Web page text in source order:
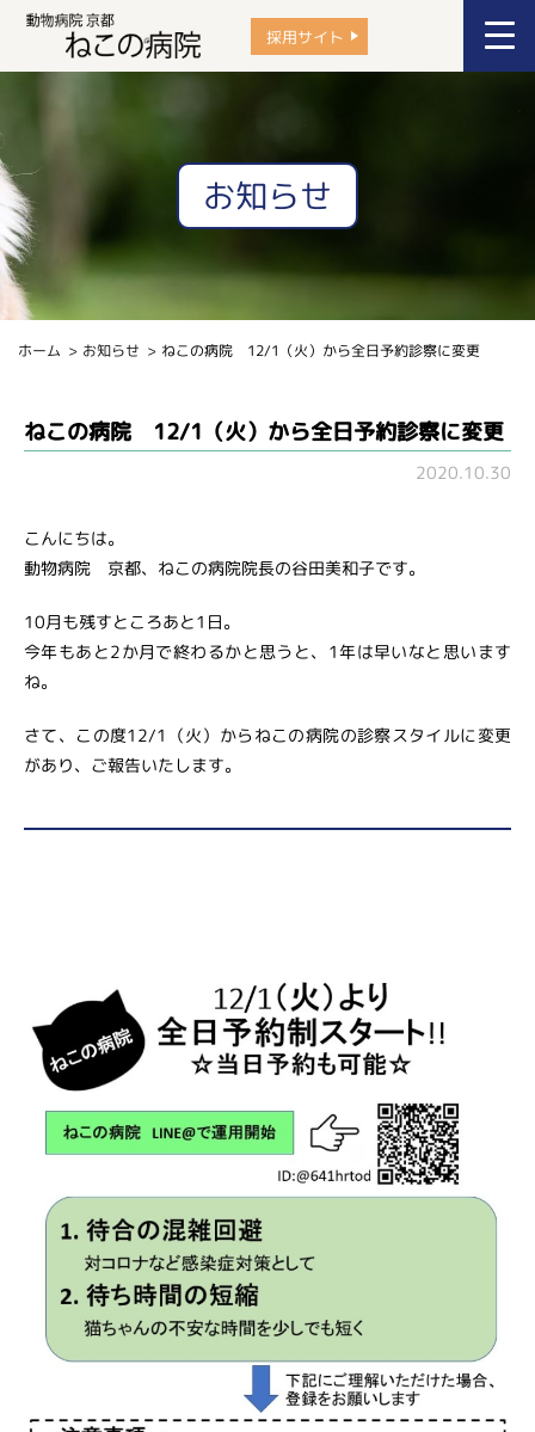
採用サイト
お知らせ
ホーム お知らせ ねこの病院 12/1（火）から全日予約診察に変更
ねこの病院 12/1（火）から全日予約診察に変更
2020.10.30
こんにちは。
動物病院 京都、ねこの病院院長の谷田美和子です。
10月も残すところあと1日。
今年もあと2か月で終わるかと思うと、1年は早いなと思います
ね。
さて、この度12/1（火）からねこの病院の診察スタイルに変更
があり、ご報告いたします。